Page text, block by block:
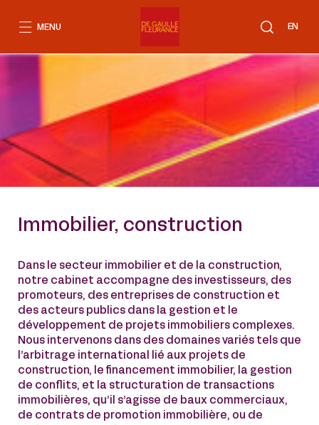
EN
MENU
Immobilier, construction
Dans le secteur immobilier et de la construction,
notre cabinet accompagne des investisseurs, des
promoteurs, des entreprises de construction et
des acteurs publics dans la gestion et le
développement de projets immobiliers complexes.
Nous intervenons dans des domaines variés tels que
l’arbitrage international lié aux projets de
construction, le financement immobilier, la gestion
de conflits, et la structuration de transactions
immobilières, qu’il s’agisse de baux commerciaux,
de contrats de promotion immobilière, ou de